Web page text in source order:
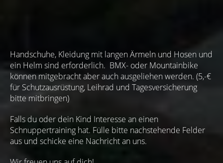
Handschuhe, Kleidung mit langen Ärmeln und Hosen und
ein Helm sind erforderlich. BMX- oder Mountainbike
können mitgebracht aber auch ausgeliehen werden. (5,-€
für Schutzausrüstung, Leihrad und Tagesversicherung
bitte mitbringen)
Falls du oder dein Kind Interesse an einen
Schnuppertraining hat. Fülle bitte nachstehende Felder
aus und schicke eine Nachricht an uns.